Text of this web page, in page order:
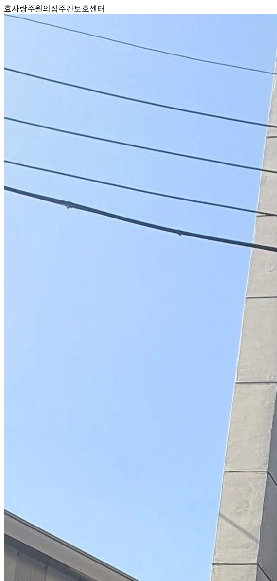
효사랑주월의집주간보호센터